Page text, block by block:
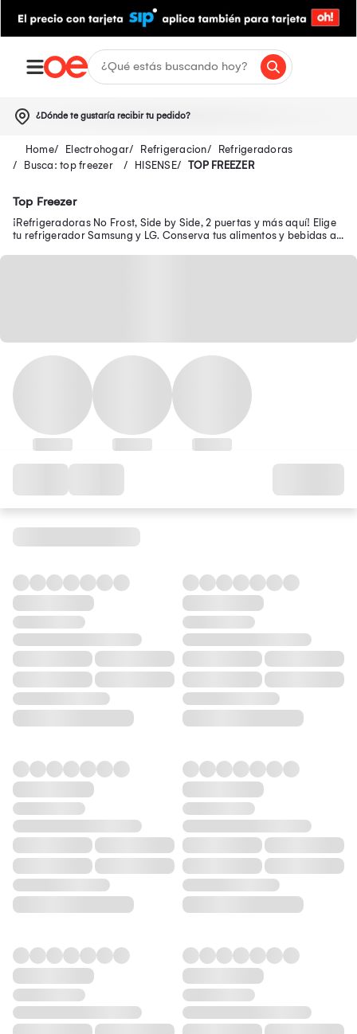
¿Dónde te gustaría recibir tu pedido?
Electrohogar Refrigeracion
Refrigeradoras
Busca: top freezer
HISENSE TOP FREEZER
Top Freezer
¡Refrigeradoras No Frost, Side by Side, 2 puertas y más aquí! Elige
tu refrigerador Samsung y LG. Conserva tus alimentos y bebidas a